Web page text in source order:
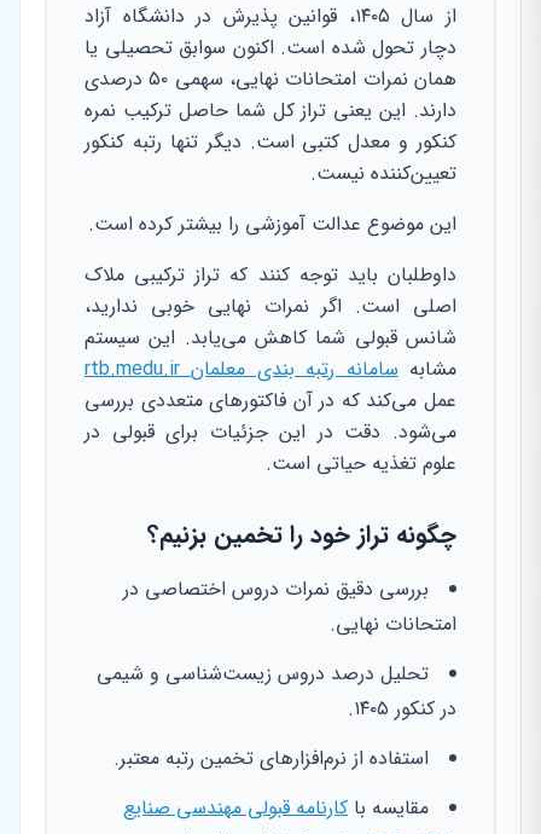
از سال ۱۴۰۵، قوانین پذیرش در دانشگاه آزاد
دچار تحول شده است. اکنون سوابق تحصیلی یا
همان نمرات امتحانات نهایی، سهمی ۵۰ درصدی
دارند. این یعنی تراز کل شما حاصل ترکیب نمره
کنکور و معدل کتبی است. دیگر تنها رتبه کنکور
تعیین‌کننده نیست.
این موضوع عدالت آموزشی را بیشتر کرده است.
داوطلبان باید توجه کنند که تراز ترکیبی ملاک
اصلی است. اگر نمرات نهایی خوبی ندارید،
شانس قبولی شما کاهش می‌یابد. این سیستم
مشابهسامانه رتبه بندی معلمان rtb.medu.ir
عمل می‌کند که در آن فاکتورهای متعددی بررسی
می‌شود. دقت در این جزئیات برای قبولی در
علوم تغذیه حیاتی است.
چگونه تراز خود را تخمین بزنیم؟
بررسی دقیق نمرات دروس اختصاصی در
امتحانات نهایی.
تحلیل درصد دروس زیست‌شناسی و شیمی
در کنکور ۱۴۰۵.
استفاده از نرم‌افزارهای تخمین رتبه معتبر.
مقایسه با کارنامه قبولی مهندسی صنایع